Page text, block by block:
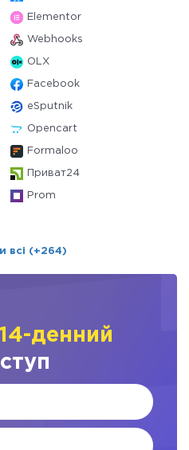
Elementor
Webhooks
OLX
Facebook
eSputnik
Opencart
Formaloo
Приват24
Prom
всі (+264)
14-денний